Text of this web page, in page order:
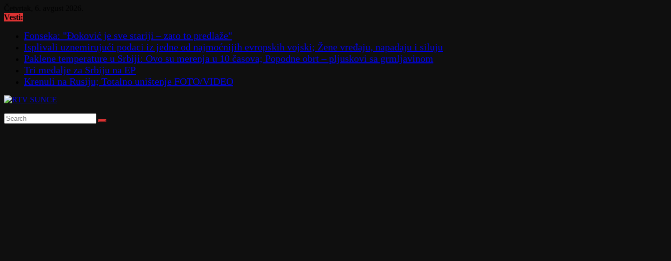
to
Vesti:
Fonseka: "Đoković je sve stariji – zato to predlaže"
Isplivali uznemirujući podaci iz jedne od najmoćnijih evropskih vojski; Žene vređaju, napadaju i siluju
Paklene temperature u Srbiji: Ovo su merenja u 10 časova; Popodne obrt – pljuskovi sa grmljavinom
Tri medalje za Srbiju na EP
Krenuli na Rusiju; Totalno uništenje FOTO/VIDEO